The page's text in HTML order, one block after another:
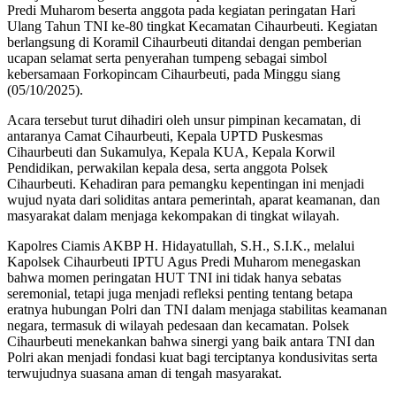
Predi Muharom beserta anggota pada kegiatan peringatan Hari
Ulang Tahun TNI ke-80 tingkat Kecamatan Cihaurbeuti. Kegiatan
berlangsung di Koramil Cihaurbeuti ditandai dengan pemberian
ucapan selamat serta penyerahan tumpeng sebagai simbol
kebersamaan Forkopincam Cihaurbeuti, pada Minggu siang
(05/10/2025).
Acara tersebut turut dihadiri oleh unsur pimpinan kecamatan, di
antaranya Camat Cihaurbeuti, Kepala UPTD Puskesmas
Cihaurbeuti dan Sukamulya, Kepala KUA, Kepala Korwil
Pendidikan, perwakilan kepala desa, serta anggota Polsek
Cihaurbeuti. Kehadiran para pemangku kepentingan ini menjadi
wujud nyata dari soliditas antara pemerintah, aparat keamanan, dan
masyarakat dalam menjaga kekompakan di tingkat wilayah.
Kapolres Ciamis AKBP H. Hidayatullah, S.H., S.I.K., melalui
Kapolsek Cihaurbeuti IPTU Agus Predi Muharom menegaskan
bahwa momen peringatan HUT TNI ini tidak hanya sebatas
seremonial, tetapi juga menjadi refleksi penting tentang betapa
eratnya hubungan Polri dan TNI dalam menjaga stabilitas keamanan
negara, termasuk di wilayah pedesaan dan kecamatan. Polsek
Cihaurbeuti menekankan bahwa sinergi yang baik antara TNI dan
Polri akan menjadi fondasi kuat bagi terciptanya kondusivitas serta
terwujudnya suasana aman di tengah masyarakat.